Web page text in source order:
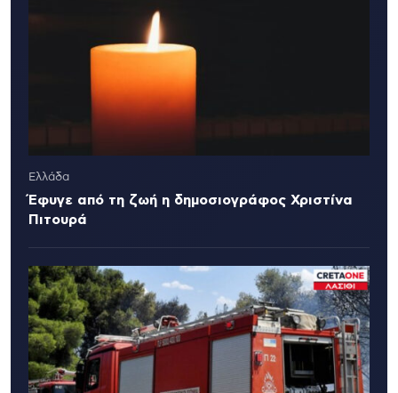
Ελλάδα
Έφυγε από τη ζωή η δημοσιογράφος Χριστίνα
Πιτουρά